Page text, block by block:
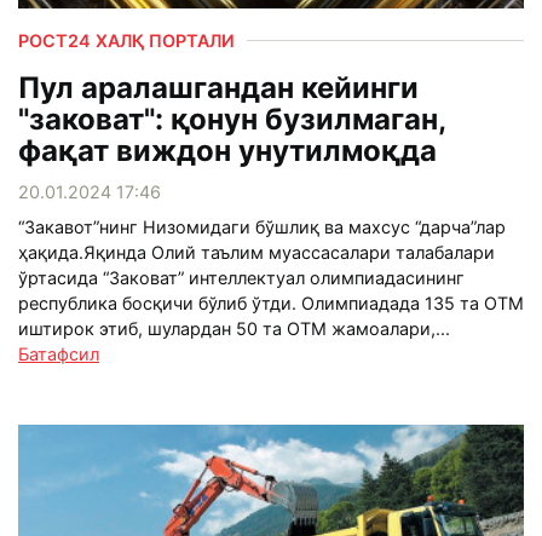
РОСТ24 ХАЛҚ ПОРТАЛИ
Пул аралашгандан кейинги
"заковат": қонун бузилмаган,
фақат виждон унутилмоқда
20.01.2024 17:46
“Закавот”нинг Низомидаги бўшлиқ ва махсус “дарча”лар
ҳақида.Яқинда Олий таълим муассасалари талабалари
ўртасида “Заковат” интеллектуал олимпиадасининг
республика босқичи бўлиб ўтди. Олимпиадада 135 та ОТМ
иштирок этиб, шулардан 50 та ОТМ жамоалари,...
Батафсил